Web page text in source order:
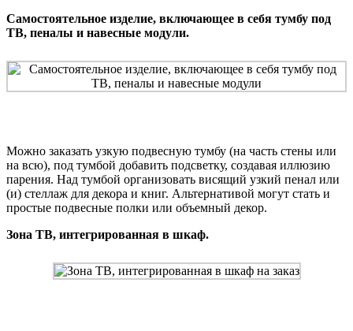
Самостоятельное изделие, включающее в себя тумбу под
ТВ, пеналы и навесные модули.
Можно заказать узкую подвесную тумбу (на часть стены или
на всю), под тумбой добавить подсветку, создавая иллюзию
парения. Над тумбой организовать висящий узкий пенал или
(и) стеллаж для декора и книг. Альтернативой могут стать и
простые подвесные полки или объемный декор.
Зона ТВ, интегрированная в шкаф.